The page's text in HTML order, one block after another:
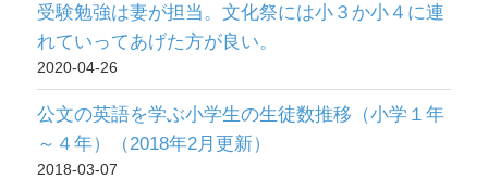
受験勉強は妻が担当。文化祭には小３か小４に連
れていってあげた方が良い。
2020-04-26
公文の英語を学ぶ小学生の生徒数推移（小学１年
～４年）（2018年2月更新）
2018-03-07